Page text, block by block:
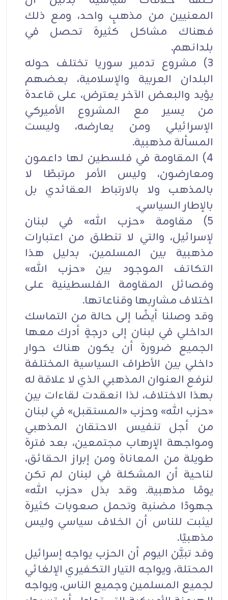
المعنيين من مذهبٍ واحد، ومع ذلك
فهناك مشاكل كثيرة تحصل في
بلدانهم.
3) مشروع تدمير سوريا تختلف حوله
البلدان العربية والإسلامية، بعضهم
يؤيد والبعض الآخر يعترض، على قاعدة
من يسير مع المشروع الأميركي
الإسرائيلي ومن يعارضه، وليست
المسألة مذهبية.
4) المقاومة في فلسطين لها داعمون
ومعارضون، وليس الأمر مرتبطًا لا
بالمذهب ولا بالارتباط العقائدي بل
بالإطار السياسي.
5) مقاومة «حزب الله» في لبنان
لإسرائيل، والتي لا تنطلق من اعتبارات
مذهبية بين المسلمين، بدليل هذا
التكاتف الموجود بين «حزب الله»
وفصائل المقاومة الفلسطينية على
اختلاف مشاربها وقناعاتها.
وقد وصلنا أيضًا إلى حالة من التماسك
الداخلي في لبنان إلى درجةٍ أدرك معها
الجميع ضرورة أن يكون هناك حوار
داخلي بين الأطراف السياسية المختلفة
لنرفع العنوان المذهبي الذي لا علاقة له
بهذا الاختلاف، لذا انعقدت لقاءات بين
«حزب الله» وحزب «المستقبل» في لبنان
من أجل تنفيس الاحتقان المذهبي
ومواجهة الإرهاب مجتمعين، بعد فترة
طويلة من المعاناة ومن إبراز الحقائق،
لناحية أن المشكلة في لبنان لم تكن
يومًا مذهبية. وقد بذل «حزب الله»
جهودًا مضنية وتحمل صعوبات كثيرة
ليثبت للناس أن الخلاف سياسي وليس
مذهبيًا.
وقد تبيَّن اليوم أن الحزب يواجه إسرائيل
المحتلة، ويواجه التيار التكفيري الإلغائي
لجميع المسلمين وجميع الناس، ويواجه